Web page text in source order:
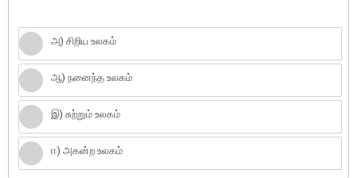
அ) சிறிய உலகம்
ஆ) நனைந்த உலகம்
இ) சுற்றும் உலகம்
ஈ) அகன்ற உலகம்